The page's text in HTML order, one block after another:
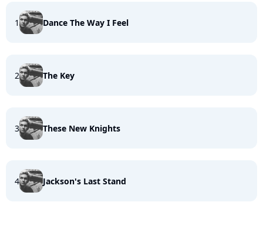
1 Dance The Way I Feel
2 The Key
3 These New Knights
4 Jackson's Last Stand